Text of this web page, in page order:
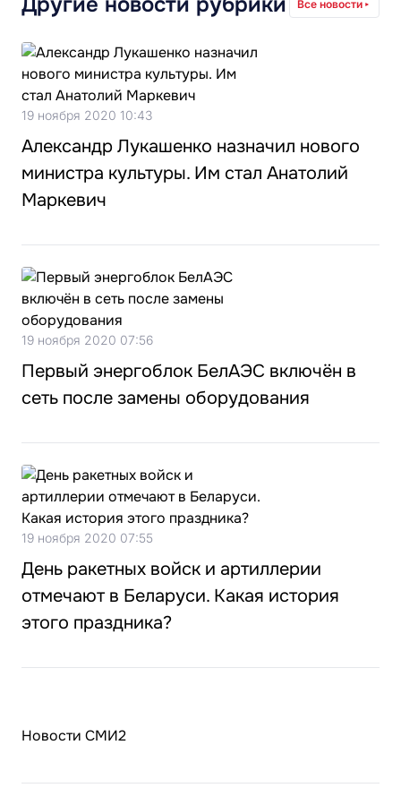
Все новости
19 ноября 2020 10:43
Александр Лукашенко назначил нового
министра культуры. Им стал Анатолий
Маркевич
19 ноября 2020 07:56
Первый энергоблок БелАЭС включён в
сеть после замены оборудования
19 ноября 2020 07:55
День ракетных войск и артиллерии
отмечают в Беларуси. Какая история
этого праздника?
Новости СМИ2